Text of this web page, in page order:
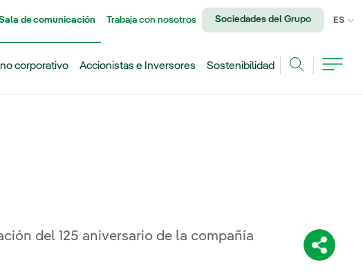
de comunicación Trabaja con nosotros Sociedades del Grupo ES
corporativo Accionistas e Inversores
Sostenibilidad
del 125 aniversario de la compañía